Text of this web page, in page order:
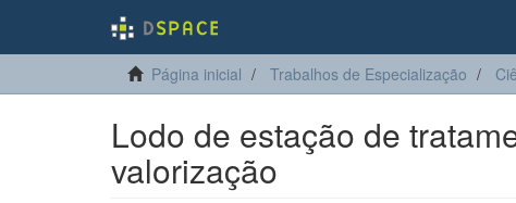
Página inicial Trabalhos de Especialização
Lodo de estação de
valorização